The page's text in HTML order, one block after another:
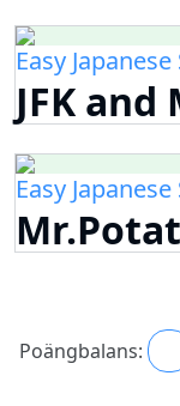
Easy
JFK
Easy
Poängbalans: